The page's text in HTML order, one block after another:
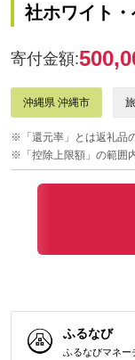
社ホワイト
寄付金額:
沖縄県 沖縄市
※「還元率」とは返礼品
※「控除上限額」の範囲
ふるなび
ふるなびマネー